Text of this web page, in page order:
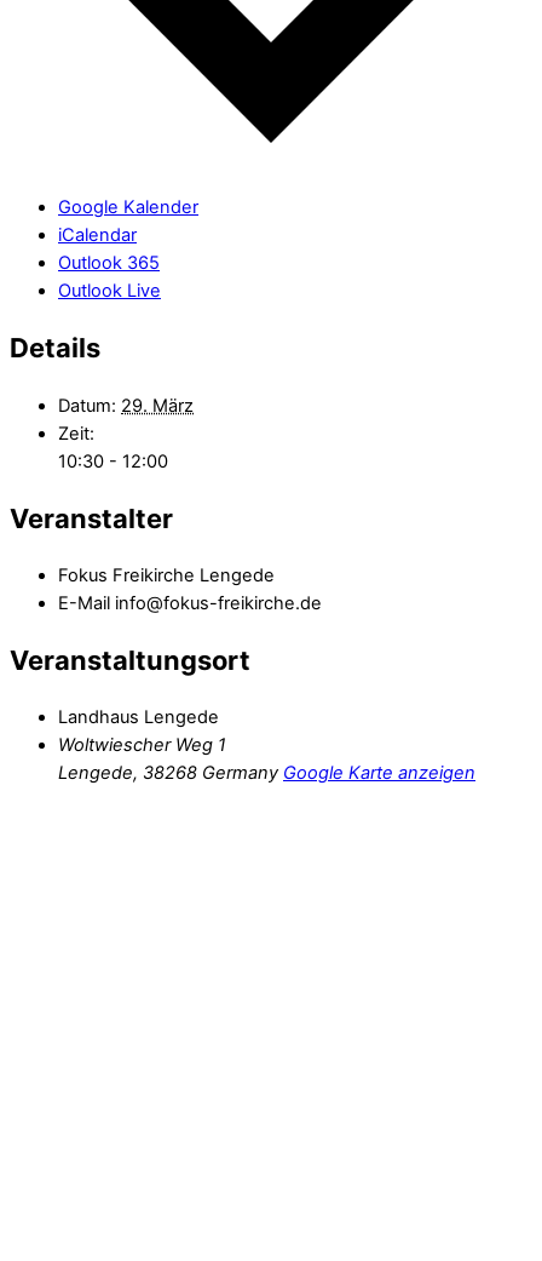
Google Kalender
iCalendar
Outlook 365
Outlook Live
Details
Datum: 29. März
Zeit:
10:30 - 12:00
Veranstalter
Fokus Freikirche Lengede
E-Mail info@fokus-freikirche.de
Veranstaltungsort
Landhaus Lengede
Woltwiescher Weg 1
Lengede, 38268 Germany Google Karte anzeigen